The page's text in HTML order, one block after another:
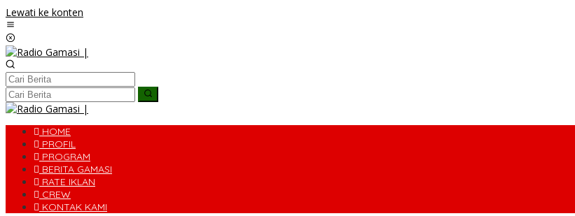
Lewati ke konten
HOME
PROFIL
PROGRAM
BERITA GAMASI
RATE IKLAN
CREW
KONTAK KAMI